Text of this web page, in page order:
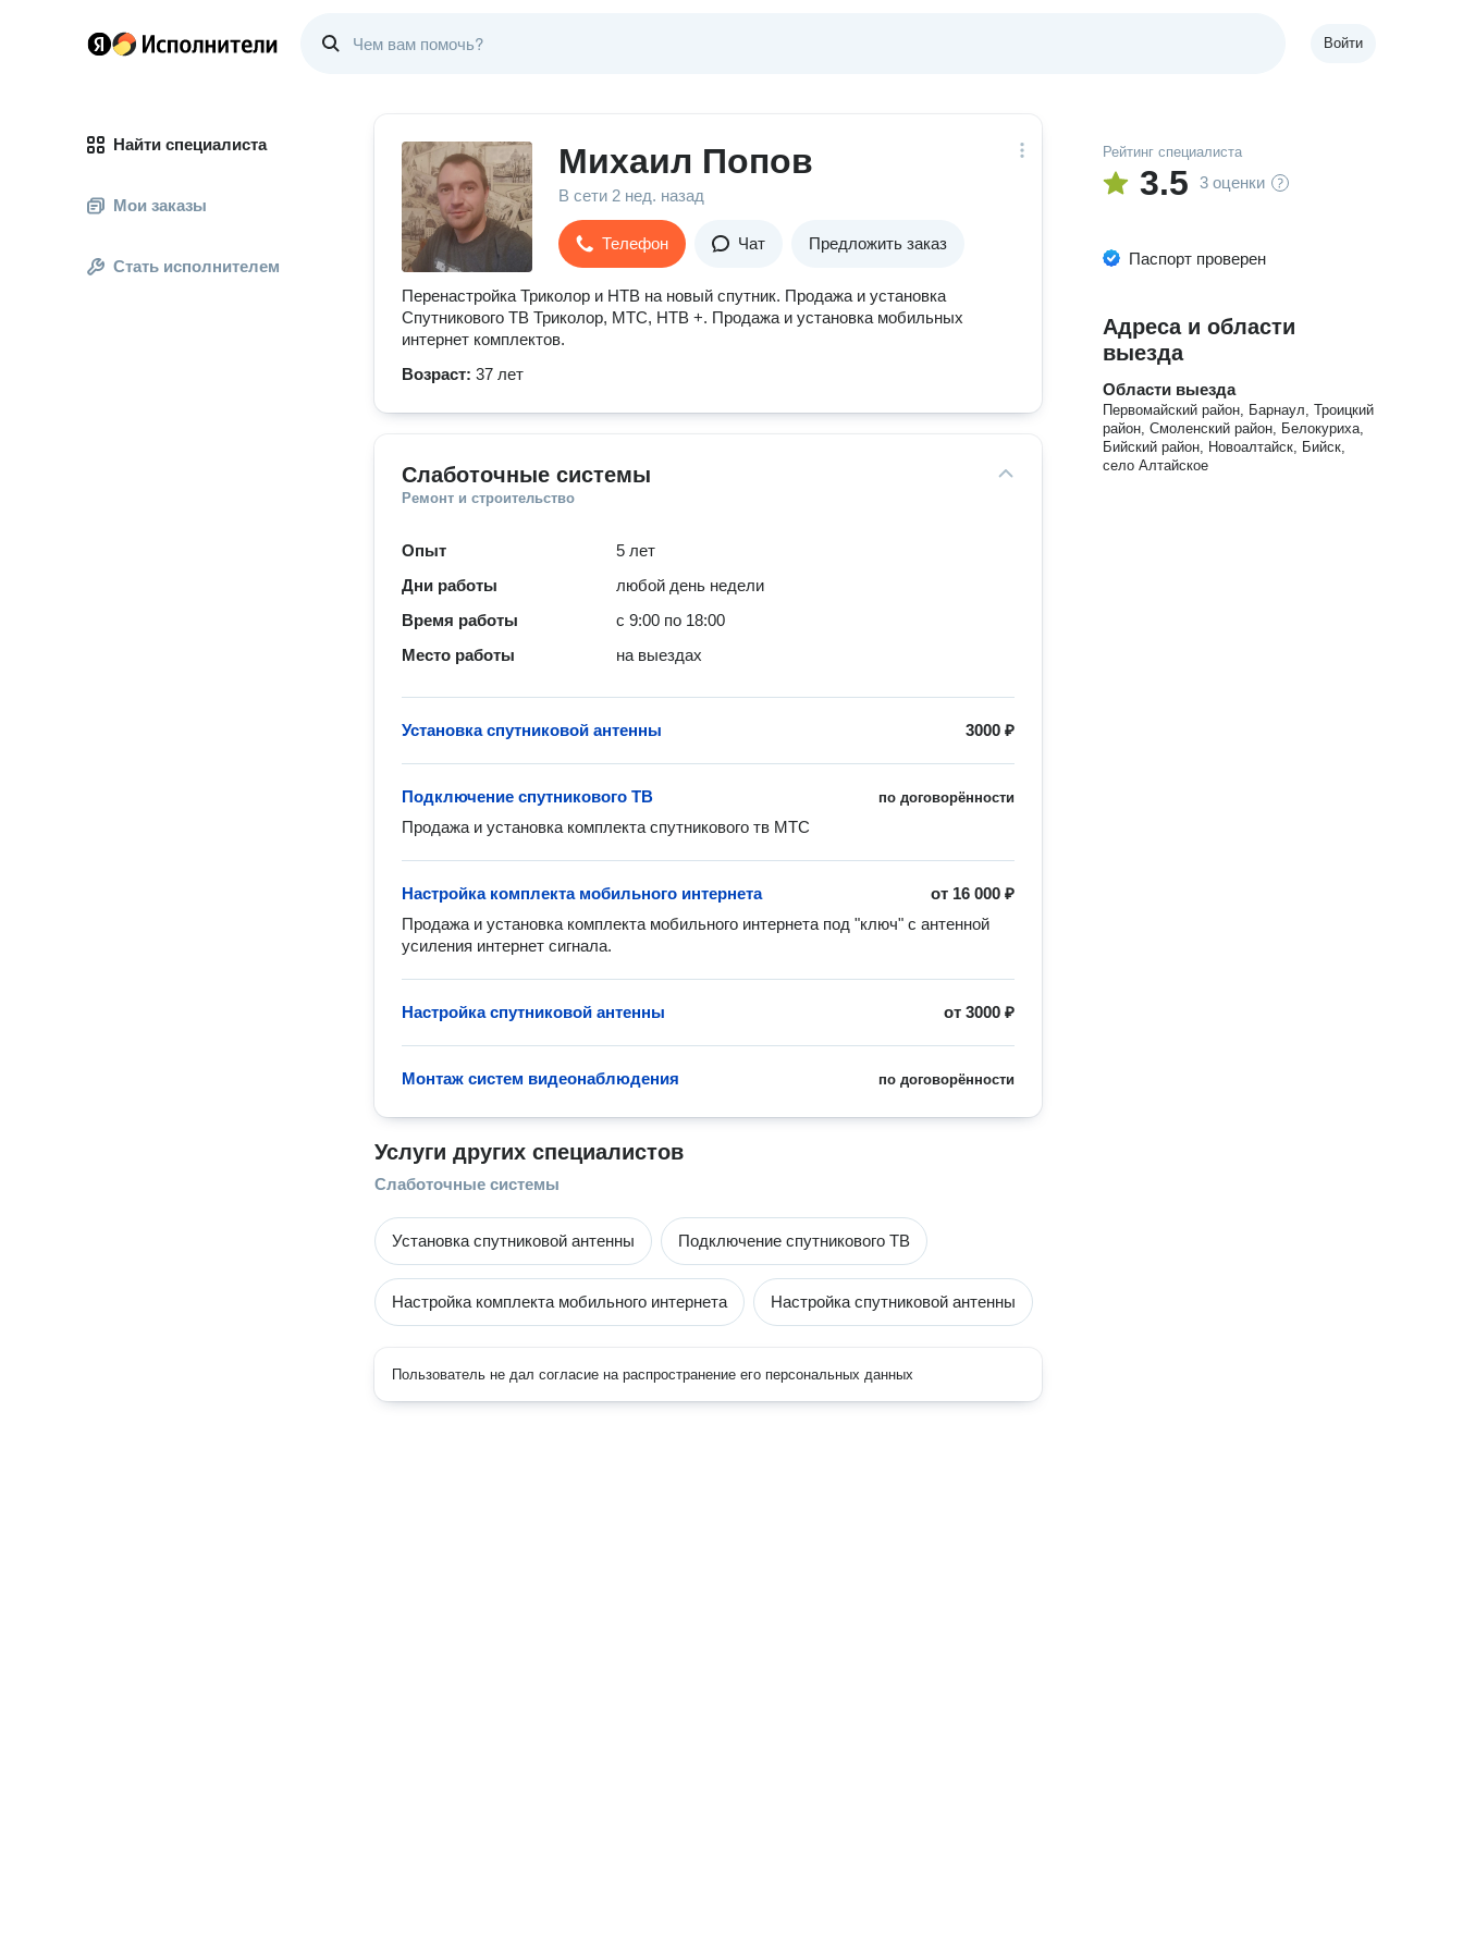
Войти
Найти специалиста
Мои заказы
Стать исполнителем
Михаил Попов
В сети 2 нед. назад
Телефон Чат Предложить заказ
Перенастройка Триколор и НТВ на новый спутник. Продажа и установка
Спутникового ТВ Триколор, МТС, НТВ +. Продажа и установка мобильных
интернет комплектов.
Возраст: 37 лет
Слаботочные системы
Ремонт и строительство
Опыт
5 лет
Дни работы
любой день недели
Время работы
с 9:00 по 18:00
Место работы
на выездах
3000 ₽
Установка спутниковой антенны
по договорённости
Подключение спутникового ТВ
Продажа и установка комплекта спутникового тв МТС
от 16 000 ₽
Настройка комплекта мобильного интернета
Продажа и установка комплекта мобильного интернета под "ключ" с антенной
усиления интернет сигнала.
от3000 ₽
Настройка спутниковой антенны
по договорённости
Монтаж систем видеонаблюдения
Услуги других специалистов
Слаботочные системы
Установка спутниковой антенны Подключение спутникового ТВ
Настройка комплекта мобильного интернета Настройка спутниковой антенны
Пользователь не дал согласие на распространение его персональных данных
Рейтинг специалиста
3.5 3 оценки
Паспорт проверен
Адреса и области
выезда
Области выезда
Первомайский район, Барнаул, Троицкий
район, Смоленский район, Белокуриха,
Бийский район, Новоалтайск, Бийск,
село Алтайское